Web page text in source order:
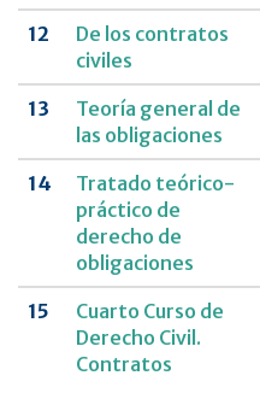
12
De los contratos
civiles
13
Teoría general de
las obligaciones
14
Tratado teórico-
práctico de
derecho de
obligaciones
15
Cuarto Curso de
Derecho Civil.
Contratos